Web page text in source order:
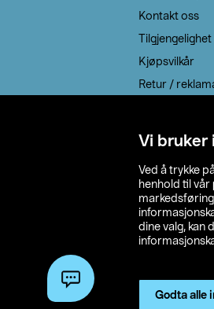
Vi bruker
Ved å trykke
henhold til vår
dine valg, kan
Godta alle
Kontakt oss
Tilgjengelighet
Kjøpsvilkår
Retur /